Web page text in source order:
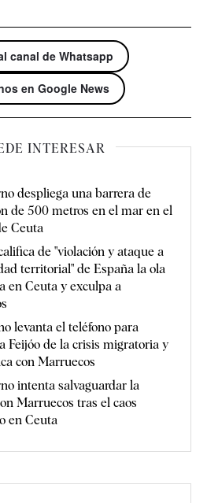
canal de Whatsapp
en Google News
INTERESAR
despliega una barrera de
de 500 metros en el mar en el
Ceuta
de "violación y ataque a
territorial" de España la ola
en Ceuta y exculpa a
levanta el teléfono para
Feijóo de la crisis migratoria y
con Marruecos
intenta salvaguardar la
Marruecos tras el caos
en Ceuta